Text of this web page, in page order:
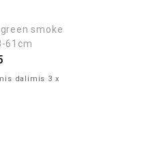
smoke
61cm
dalimis 3 x